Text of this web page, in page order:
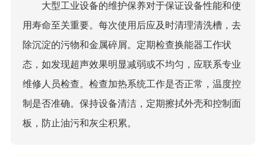
大型工业设备的维护保养对于保证设备性能和使
用寿命至关重要。每次使用后应及时清理清洗槽，去
除沉淀的污物和金属碎屑。定期检查换能器工作状
态，如发现超声效果明显减弱或不均匀，应联系专业
维修人员检查。检查加热系统工作是否正常，温度控
制是否准确。保持设备清洁，定期擦拭外壳和控制面
板，防止油污和灰尘积累。